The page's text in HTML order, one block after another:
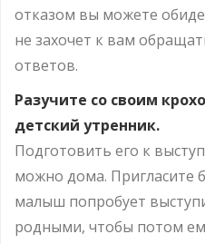
отказом вы можете
не захочет к вам
ответов.
Разучите со своим
детский утренник.
Подготовить его к
можно дома. Пригласите
малыш попробует
родными, чтобы потом